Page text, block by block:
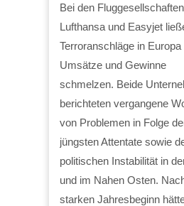
Bei den Fluggesellschaften
Lufthansa und Easyjet
Terroranschläge in Europa
Umsätze und Gewinne
schmelzen. Beide
berichteten vergangene
von Problemen in Folge
jüngsten Attentate sowie
politischen Instabilität in
und im Nahen Osten.
starken Jahresbeginn